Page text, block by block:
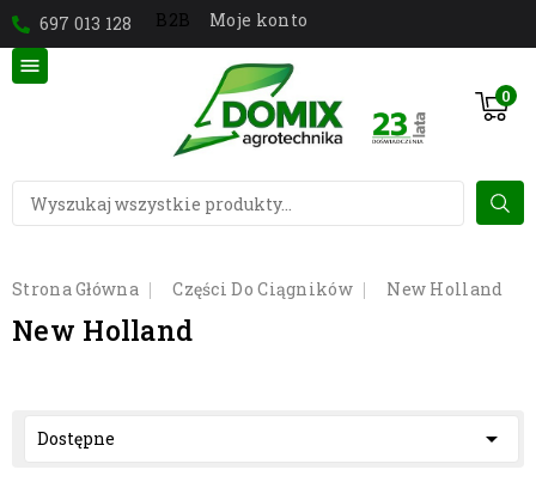
697 013 128 B2B Moje konto
0

Strona Główna Części Do Ciągników New Holland
New Holland
Dostępne 